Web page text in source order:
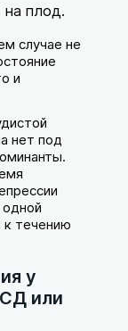
на плод.
случае не
и
нет под
к течению
у
или